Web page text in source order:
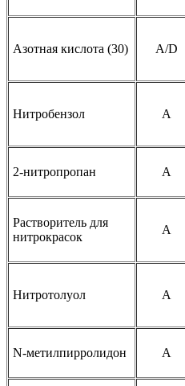
Азотная кислота (30) A/D
Нитробензол A
2-нитропропан A
Растворитель для
нитрокрасок
A
Нитротолуол A
N-метилпирролидон A